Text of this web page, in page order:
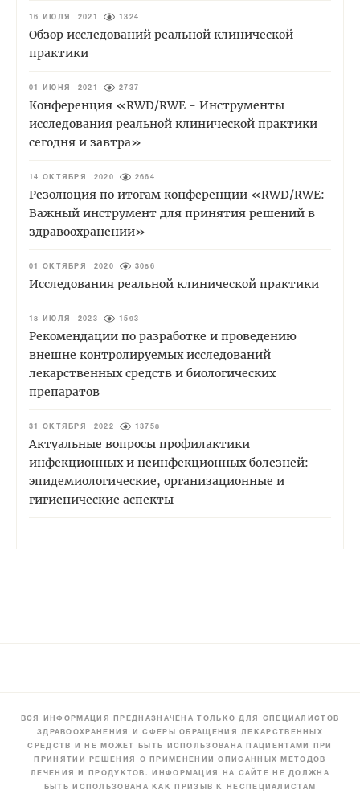
16 ИЮЛЯ 2021 1324
Обзор исследований реальной клинической
практики
01 ИЮНЯ 2021 2737
Конференция «RWD/RWE - Инструменты
исследования реальной клинической практики
сегодня и завтра»
14 ОКТЯБРЯ 2020 2664
Резолюция по итогам конференции «RWD/RWE:
Важный инструмент для принятия решений в
здравоохранении»
01 ОКТЯБРЯ 2020 3086
Исследования реальной клинической практики
18 ИЮЛЯ 2023 1593
Рекомендации по разработке и проведению
внешне контролируемых исследований
лекарственных средств и биологических
препаратов
31 ОКТЯБРЯ 2022 13758
Актуальные вопросы профилактики
инфекционных и неинфекционных болезней:
эпидемиологические, организационные и
гигиенические аспекты
ВСЯ ИНФОРМАЦИЯ ПРЕДНАЗНАЧЕНА ТОЛЬКО ДЛЯ СПЕЦИАЛИСТОВ
ЗДРАВООХРАНЕНИЯ И СФЕРЫ ОБРАЩЕНИЯ ЛЕКАРСТВЕННЫХ
СРЕДСТВ И НЕ МОЖЕТ БЫТЬ ИСПОЛЬЗОВАНА ПАЦИЕНТАМИ ПРИ
ПРИНЯТИИ РЕШЕНИЯ О ПРИМЕНЕНИИ ОПИСАННЫХ МЕТОДОВ
ЛЕЧЕНИЯ И ПРОДУКТОВ. ИНФОРМАЦИЯ НА САЙТЕ НЕ ДОЛЖНА
БЫТЬ ИСПОЛЬЗОВАНА КАК ПРИЗЫВ К НЕСПЕЦИАЛИСТАМ